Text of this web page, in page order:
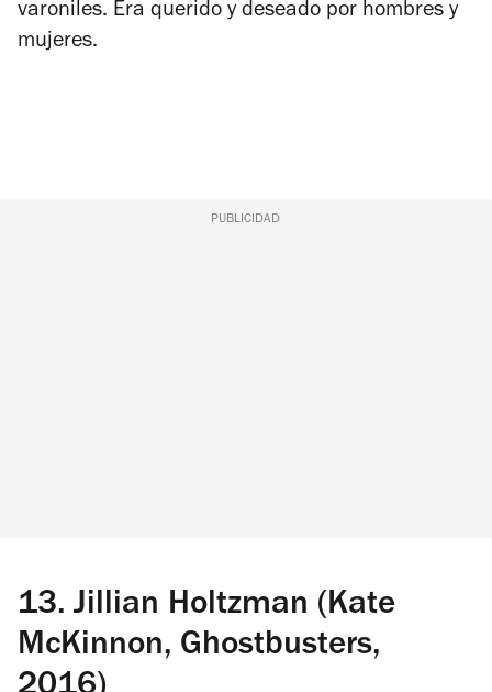
varoniles. Era querido y deseado por hombres y
mujeres.
PUBLICIDAD
13. Jillian Holtzman (Kate
McKinnon, Ghostbusters,